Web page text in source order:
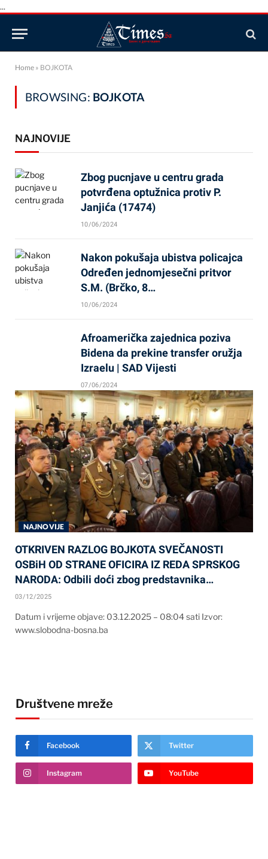
...
Home » BOJKOTA
BROWSING: BOJKOTA
NAJNOVIJE
Zbog pucnjave u centru grada
potvrđena optužnica protiv P.
Janjića (17474)
10/06/2024
Nakon pokušaja ubistva policajca
Određen jednomjesečni pritvor
S.M. (Brčko, 8…
10/06/2024
Afroamerička zajednica poziva
Bidena da prekine transfer oružja
Izraelu | SAD Vijesti
07/06/2024
NAJNOVIJE
OTKRIVEN RAZLOG BOJKOTA SVEČANOSTI
OSBiH OD STRANE OFICIRA IZ REDA SPRSKOG
NARODA: Odbili doći zbog predstavnika…
03/12/2025
Datum i vrijeme objave: 03.12.2025 – 08:04 sati Izvor:
www.slobodna-bosna.ba
Društvene mreže
Facebook Twitter
Instagram YouTube